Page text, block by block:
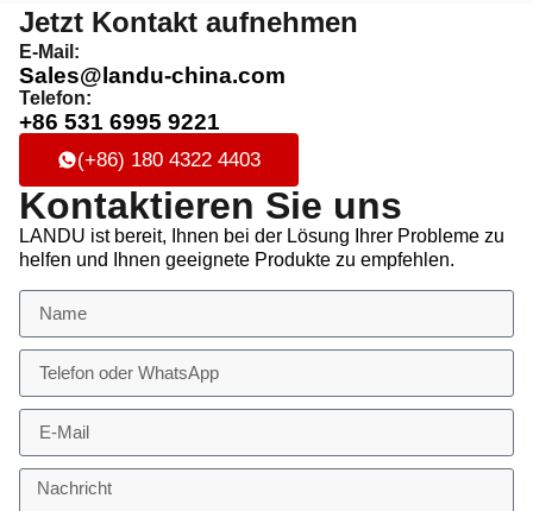
Jetzt Kontakt aufnehmen
E-Mail:
Sales@landu-china.com
Telefon:
+86 531 6995 9221
(+86) 180 4322 4403
Kontaktieren Sie uns
LANDU ist bereit, Ihnen bei der Lösung Ihrer Probleme zu
helfen und Ihnen geeignete Produkte zu empfehlen.